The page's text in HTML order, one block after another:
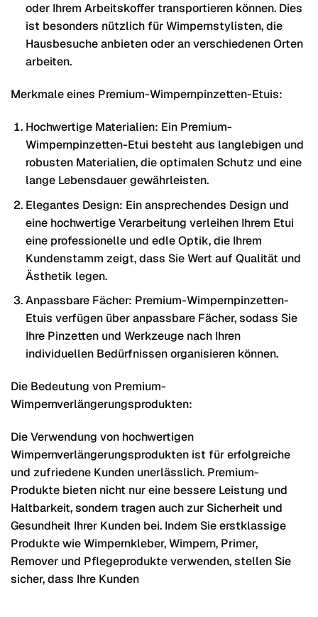
oder Ihrem Arbeitskoffer transportieren können. Dies
ist besonders nützlich für Wimpernstylisten, die
Hausbesuche anbieten oder an verschiedenen Orten
arbeiten.
Merkmale eines Premium-Wimpernpinzetten-Etuis:
Hochwertige Materialien: Ein Premium-
Wimpernpinzetten-Etui besteht aus langlebigen und
robusten Materialien, die optimalen Schutz und eine
lange Lebensdauer gewährleisten.
Elegantes Design: Ein ansprechendes Design und
eine hochwertige Verarbeitung verleihen Ihrem Etui
eine professionelle und edle Optik, die Ihrem
Kundenstamm zeigt, dass Sie Wert auf Qualität und
Ästhetik legen.
Anpassbare Fächer: Premium-Wimpernpinzetten-
Etuis verfügen über anpassbare Fächer, sodass Sie
Ihre Pinzetten und Werkzeuge nach Ihren
individuellen Bedürfnissen organisieren können.
Die Bedeutung von Premium-
Wimpernverlängerungsprodukten:
Die Verwendung von hochwertigen
Wimpernverlängerungsprodukten ist für erfolgreiche
und zufriedene Kunden unerlässlich. Premium-
Produkte bieten nicht nur eine bessere Leistung und
Haltbarkeit, sondern tragen auch zur Sicherheit und
Gesundheit Ihrer Kunden bei. Indem Sie erstklassige
Produkte wie Wimpernkleber, Wimpern, Primer,
Remover und Pflegeprodukte verwenden, stellen Sie
sicher, dass Ihre Kunden